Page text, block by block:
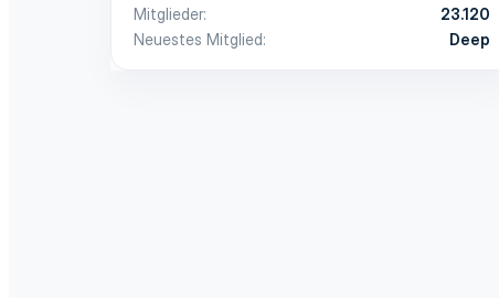
Mitglieder
23.120
Neuestes Mitglied
Deep